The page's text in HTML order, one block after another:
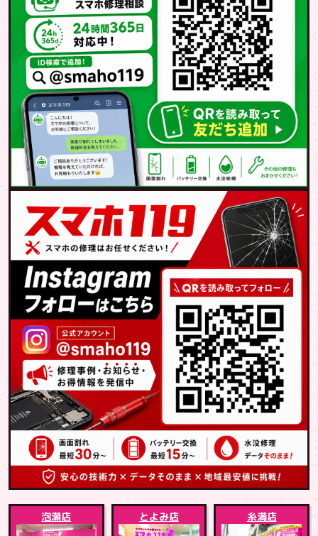
泡瀬店 とよみ店 糸満店